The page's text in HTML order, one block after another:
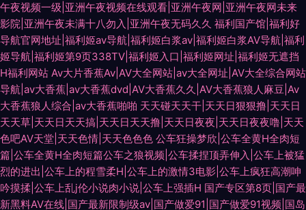
午夜视频一级|亚洲午夜视频在线观看|亚洲午夜网|亚洲午夜网未来
影院|亚洲午夜未满十八勿入|亚洲午夜无码久久 福利国产馆|福利好
导航官网地址|福利姬av导航|福利姬白浆av|福利姬白浆AV导航|福利
姬导航|福利姬第9页338TV|福利姬入口|福利姬网址|福利姬无遮挡
H福利网站 Av大片香蕉Av|AV大全网站|av大全网址|AV大全综合网站
导航|av大香蕉|av大香蕉dvd|AV大香蕉久久|AV大香蕉狼人麻豆|Av
大香蕉狼人综合|av大香蕉啪啪 天天碰天天干|天天日狠狠撸|天天日
天天草|天天日天天搞|天天日天天撸|天天日夜夜|天天日夜夜噜|天天
色吧AV天堂|天天色情|天天色色色 公车狂操梦欣|公车全黄H全肉短
篇|公车全黄H全肉短篇公车之狼视频|公车揉捏顶弄伸入|公车上被猛
烈的进出|公车上的程雪柔H|公车上的激情3电影|公车上疯狂高潮呻
吟摸揉|公车上乱j伦小说肉小说|公车上强插H 国产专区第8页|国产最
新黑料AV在线|国产最新限制级av|国产做爱91|国产做爱91视频|国岛